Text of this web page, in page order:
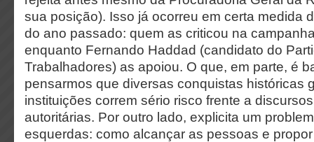
sua posição). Isso já ocorreu em certa medida
do ano passado: quem as criticou na
enquanto Fernando Haddad (candidato do
Trabalhadores) as apoiou. O que, em parte, é
pensarmos que diversas conquistas históricas
instituições correm sério risco frente a
autoritárias. Por outro lado, explicita um
esquerdas: como alcançar as pessoas e